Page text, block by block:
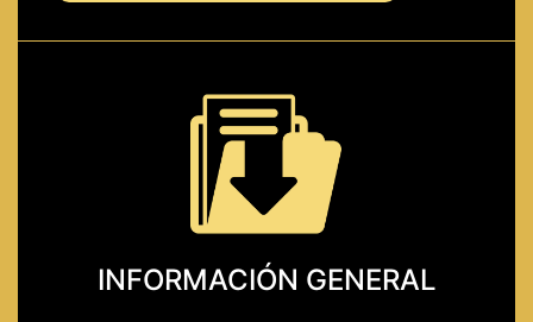
INFORMACIÓN GENERAL